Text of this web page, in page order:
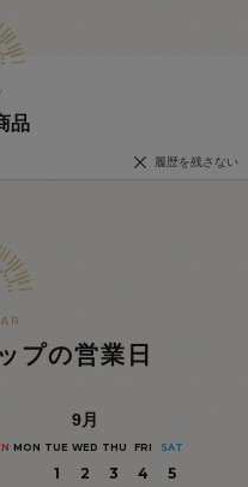
品
履歴を残さない
プの営業日
9月
MON TUE WED THU FRI SAT
1 2 3 4
5